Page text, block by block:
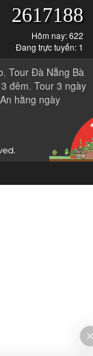
2617188
Hôm nay: 622
Đang trực tuyến: 1
,Tour Đà Nẵng Bà
đêm,Tour 3 ngày
hằng ngày